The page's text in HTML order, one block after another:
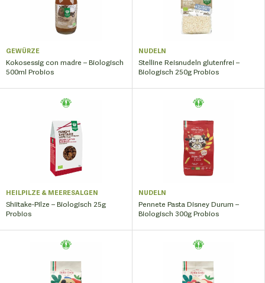
GEWÜRZE
Kokosessig con madre – Biologisch
500ml Probios
NUDELN
Stelline Reisnudeln glutenfrei –
Biologisch 250g Probios
HEILPILZE & MEERESALGEN
Shiitake-Pilze – Biologisch 25g
Probios
NUDELN
Pennete Pasta Disney Durum –
Biologisch 300g Probios